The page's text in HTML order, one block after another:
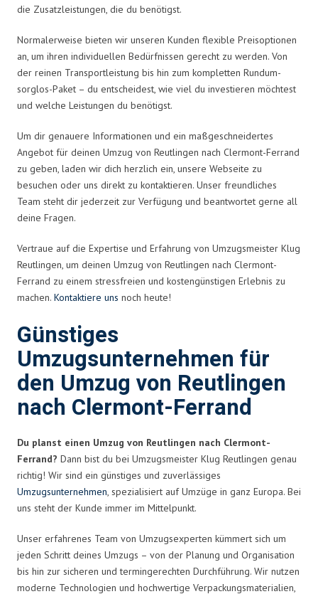
die Zusatzleistungen, die du benötigst.
Normalerweise bieten wir unseren Kunden flexible Preisoptionen
an, um ihren individuellen Bedürfnissen gerecht zu werden. Von
der reinen Transportleistung bis hin zum kompletten Rundum-
sorglos-Paket – du entscheidest, wie viel du investieren möchtest
und welche Leistungen du benötigst.
Um dir genauere Informationen und ein maßgeschneidertes
Angebot für deinen Umzug von Reutlingen nach Clermont-Ferrand
zu geben, laden wir dich herzlich ein, unsere Webseite zu
besuchen oder uns direkt zu kontaktieren. Unser freundliches
Team steht dir jederzeit zur Verfügung und beantwortet gerne all
deine Fragen.
Vertraue auf die Expertise und Erfahrung von Umzugsmeister Klug
Reutlingen, um deinen Umzug von Reutlingen nach Clermont-
Ferrand zu einem stressfreien und kostengünstigen Erlebnis zu
machen. Kontaktiere uns noch heute!
Günstiges
Umzugsunternehmen für
den Umzug von Reutlingen
nach Clermont-Ferrand
Du planst einen Umzug von Reutlingen nach Clermont-
Ferrand? Dann bist du bei Umzugsmeister Klug Reutlingen genau
richtig! Wir sind ein günstiges und zuverlässiges
Umzugsunternehmen, spezialisiert auf Umzüge in ganz Europa. Bei
uns steht der Kunde immer im Mittelpunkt.
Unser erfahrenes Team von Umzugsexperten kümmert sich um
jeden Schritt deines Umzugs – von der Planung und Organisation
bis hin zur sicheren und termingerechten Durchführung. Wir nutzen
moderne Technologien und hochwertige Verpackungsmaterialien,